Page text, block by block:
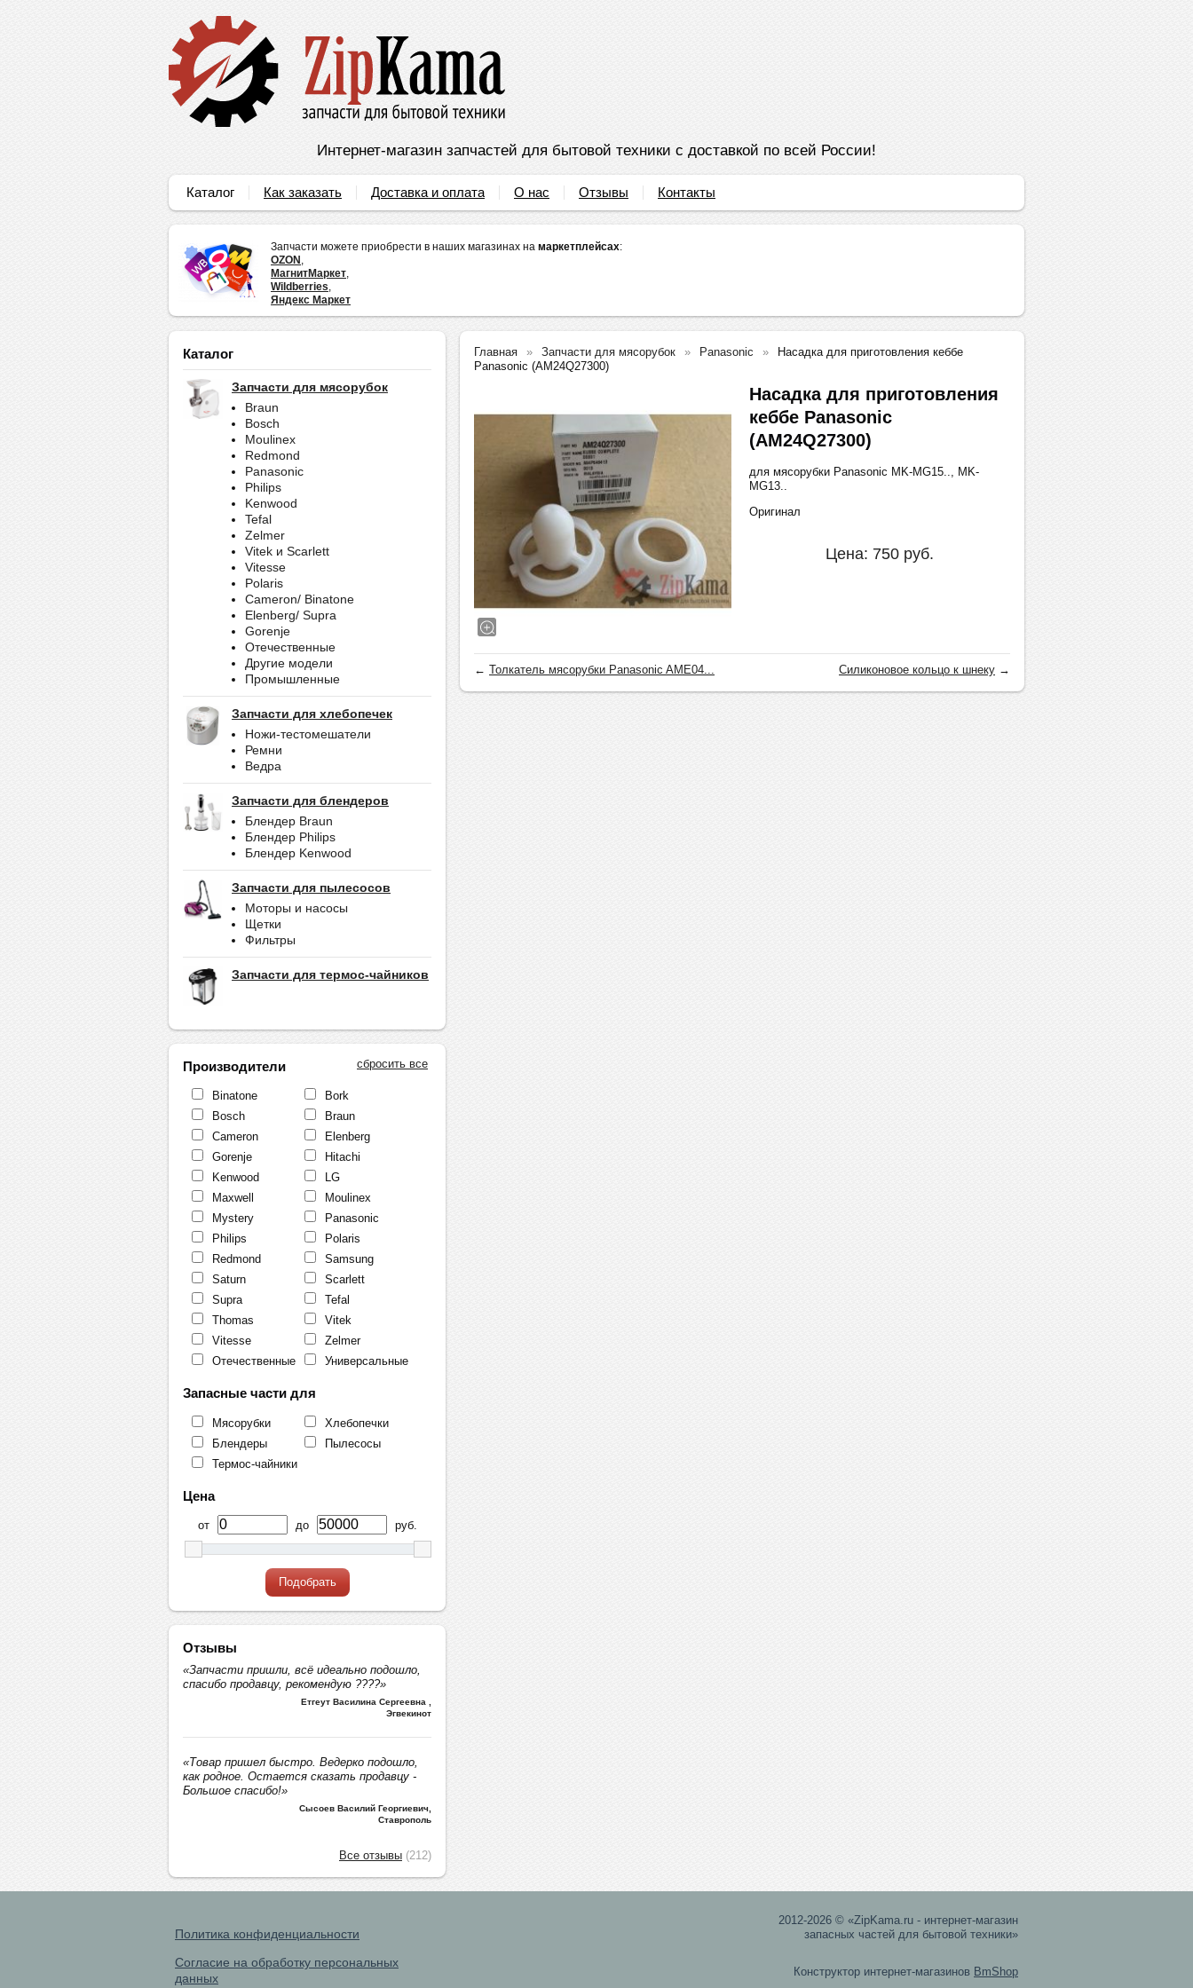
Интернет-магазин запчастей для бытовой техники с доставкой по всей России!
Каталог Как заказать Доставка и оплата О нас Отзывы Контакты
Запчасти можете приобрести в наших магазинах на маркетплейсах:
OZON
МагнитМаркет
Wildberries
Яндекс Маркет
Каталог
Запчасти для мясорубок
Braun
Bosch
Moulinex
Redmond
Panasonic
Philips
Kenwood
Tefal
Zelmer
Vitek и Scarlett
Vitesse
Polaris
Cameron/ Binatone
Elenberg/ Supra
Gorenje
Отечественные
Другие модели
Промышленные
Запчасти для хлебопечек
Ножи-тестомешатели
Ремни
Ведра
Запчасти для блендеров
Блендер Braun
Блендер Philips
Блендер Kenwood
Запчасти для пылесосов
Моторы и насосы
Щетки
Фильтры
Запчасти для термос-чайников
сбросить все
Производители
Binatone
Bork
Bosch
Braun
Cameron
Elenberg
Gorenje
Hitachi
Kenwood
LG
Maxwell
Moulinex
Mystery
Panasonic
Philips
Polaris
Redmond
Samsung
Saturn
Scarlett
Supra
Tefal
Thomas
Vitek
Vitesse
Zelmer
Отечественные
Универсальные
Запасные части для
Мясорубки
Хлебопечки
Блендеры
Пылесосы
Термос-чайники
Цена
от до руб.
Подобрать
Отзывы
«Запчасти пришли, всё идеально подошло,
спасибо продавцу, рекомендую ????»
Етгеут Василина Сергеевна
Эгвекинот
«Товар пришел быстро. Ведерко подошло,
как родное. Остается сказать продавцу -
Большое спасибо!»
Сысоев Василий Георгиевич
Ставрополь
Все отзывы (212)
Главная Запчасти для мясорубок Panasonic
Насадка для приготовления кеббе
Panasonic (AM24Q27300)
Насадка для приготовления
кеббе Panasonic
(AM24Q27300)
для мясорубки Panasonic MK-MG15.., MK-
MG13..
Оригинал
Цена: 750 руб.
← Толкатель мясорубки Panasonic AME04... Силиконовое кольцо к шнеку →
Политика конфиденциальности
Согласие на обработку персональных
данных
2012-2026 © «ZipKama.ru - интернет-магазин
запасных частей для бытовой техники»
Конструктор интернет-магазинов BmShop